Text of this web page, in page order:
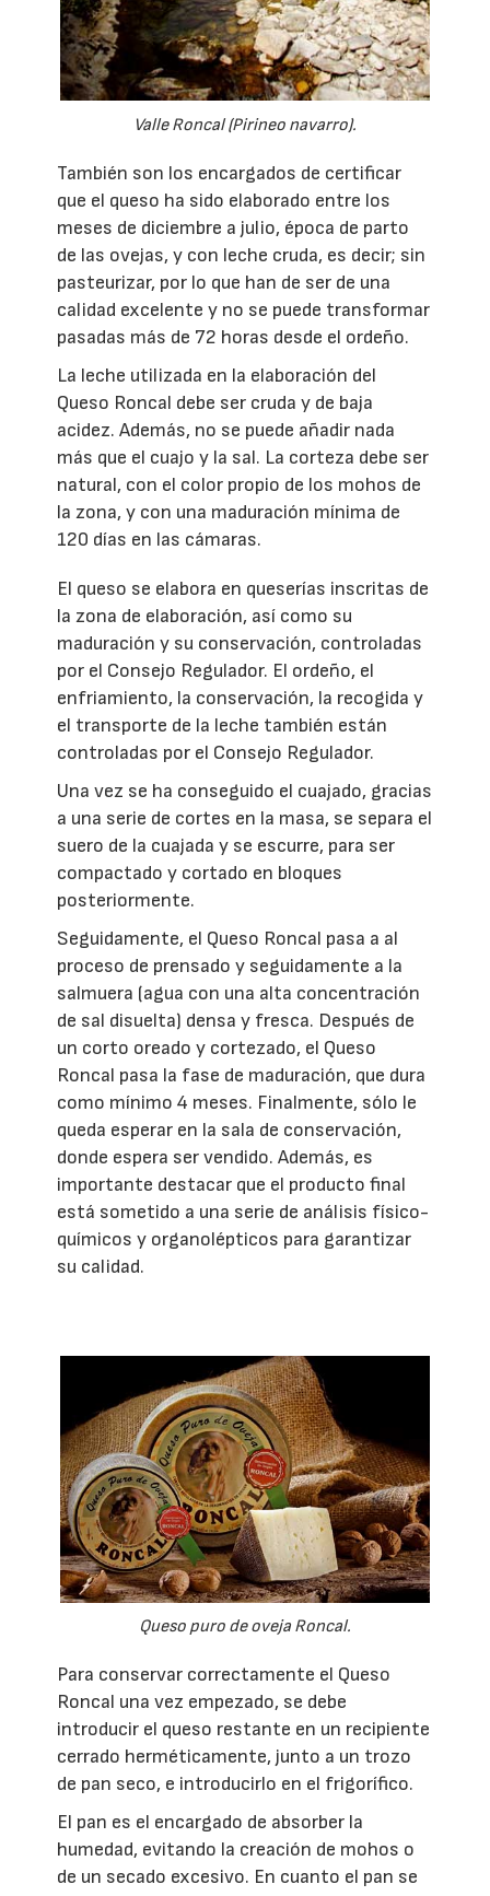
Valle Roncal (Pirineo navarro).
También son los encargados de certificar
que el queso ha sido elaborado entre los
meses de diciembre a julio, época de parto
de las ovejas, y con leche cruda, es decir; sin
pasteurizar, por lo que han de ser de una
calidad excelente y no se puede transformar
pasadas más de 72 horas desde el ordeño.
La leche utilizada en la elaboración del
Queso Roncal debe ser cruda y de baja
acidez. Además, no se puede añadir nada
más que el cuajo y la sal. La corteza debe ser
natural, con el color propio de los mohos de
la zona, y con una maduración mínima de
120 días en las cámaras.
El queso se elabora en queserías inscritas de
la zona de elaboración, así como su
maduración y su conservación, controladas
por el Consejo Regulador. El ordeño, el
enfriamiento, la conservación, la recogida y
el transporte de la leche también están
controladas por el Consejo Regulador.
Una vez se ha conseguido el cuajado, gracias
a una serie de cortes en la masa, se separa el
suero de la cuajada y se escurre, para ser
compactado y cortado en bloques
posteriormente.
Seguidamente, el Queso Roncal pasa a al
proceso de prensado y seguidamente a la
salmuera (agua con una alta concentración
de sal disuelta) densa y fresca. Después de
un corto oreado y cortezado, el Queso
Roncal pasa la fase de maduración, que dura
como mínimo 4 meses. Finalmente, sólo le
queda esperar en la sala de conservación,
donde espera ser vendido. Además, es
importante destacar que el producto final
está sometido a una serie de análisis físico-
químicos y organolépticos para garantizar
su calidad.
Queso puro de oveja Roncal.
Para conservar correctamente el Queso
Roncal una vez empezado, se debe
introducir el queso restante en un recipiente
cerrado herméticamente, junto a un trozo
de pan seco, e introducirlo en el frigorífico.
El pan es el encargado de absorber la
humedad, evitando la creación de mohos o
de un secado excesivo. En cuanto el pan se